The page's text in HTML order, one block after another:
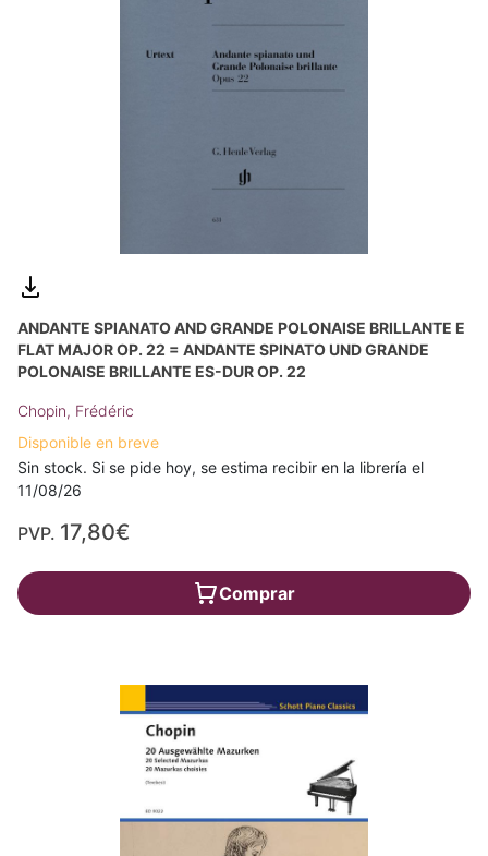
ANDANTE SPIANATO AND GRANDE POLONAISE BRILLANTE E
FLAT MAJOR OP. 22 = ANDANTE SPINATO UND GRANDE
POLONAISE BRILLANTE ES-DUR OP. 22
Chopin, Frédéric
Disponible en breve
Sin stock. Si se pide hoy, se estima recibir en la librería el
11/08/26
PVP. 17,80€
Comprar